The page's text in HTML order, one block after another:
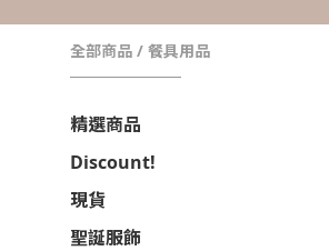
全部商品 / 餐具用品
精選商品
Discount!
現貨
聖誕服飾